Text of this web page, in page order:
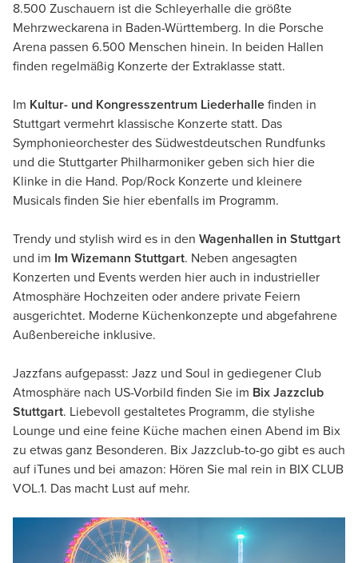
8.500 Zuschauern ist die Schleyerhalle die größte
Mehrzweckarena in Baden-Württemberg. In die Porsche
Arena passen 6.500 Menschen hinein. In beiden Hallen
finden regelmäßig Konzerte der Extraklasse statt.
Im Kultur- und Kongresszentrum Liederhalle finden in
Stuttgart vermehrt klassische Konzerte statt. Das
Symphonieorchester des Südwestdeutschen Rundfunks
und die Stuttgarter Philharmoniker geben sich hier die
Klinke in die Hand. Pop/Rock Konzerte und kleinere
Musicals finden Sie hier ebenfalls im Programm.
Trendy und stylish wird es in den Wagenhallen in Stuttgart
und im Im Wizemann Stuttgart. Neben angesagten
Konzerten und Events werden hier auch in industrieller
Atmosphäre Hochzeiten oder andere private Feiern
ausgerichtet. Moderne Küchenkonzepte und abgefahrene
Außenbereiche inklusive.
Jazzfans aufgepasst: Jazz und Soul in gediegener Club
Atmosphäre nach US-Vorbild finden Sie im Bix Jazzclub
Stuttgart. Liebevoll gestaltetes Programm, die stylishe
Lounge und eine feine Küche machen einen Abend im Bix
zu etwas ganz Besonderen. Bix Jazzclub-to-go gibt es auch
auf iTunes und bei amazon: Hören Sie mal rein in BIX CLUB
VOL.1. Das macht Lust auf mehr.